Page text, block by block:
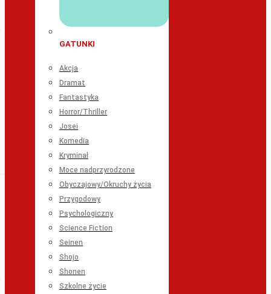
GATUNKI
Akcja
Dramat
Fantastyka
Horror/Thriller
Josei
Komedia
Kryminał
Moce nadprzyrodzone
Obyczajowy/Okruchy życia
Przygodowy
Psychologiczny
Science Fiction
Seinen
Shojo
Shonen
Szkolne życie